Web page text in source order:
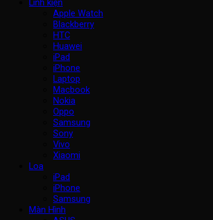
Linh kiện
Apple Watch
Blackberry
HTC
Huawei
iPad
iPhone
Laptop
Macbook
Nokia
Oppo
Samsung
Sony
Vivo
Xiaomi
Loa
iPad
iPhone
Samsung
Màn Hình